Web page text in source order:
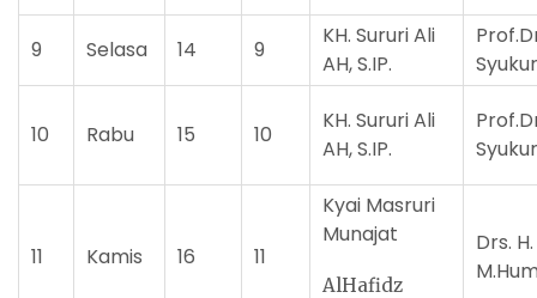
9 Selasa 14 9
KH. Sururi Ali
AH, S.IP.
10 Rabu 15 10
KH. Sururi Ali
AH, S.IP.
11 Kamis 16 11
Kyai Masruri
Munajat
AlHafidz
Drs.